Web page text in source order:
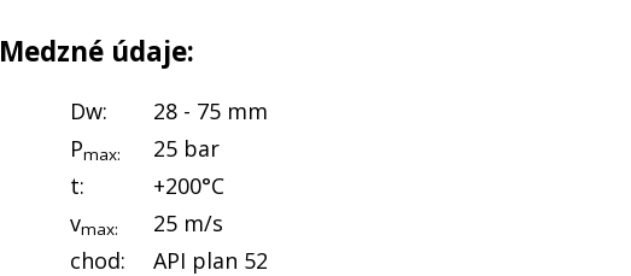
Medzné údaje:
Dw:
28 - 75 mm
Pmax:
25 bar
t:
+200°C
vmax:
25 m/s
chod:
API plan 52